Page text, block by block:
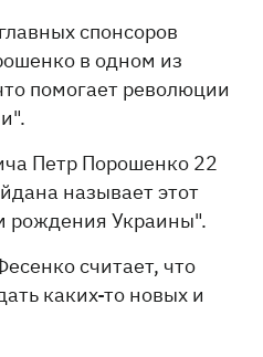
спонсоров
в одном из
помогает революции
Петр Порошенко 22
называет этот
Украины".
считает, что
каких-то новых и